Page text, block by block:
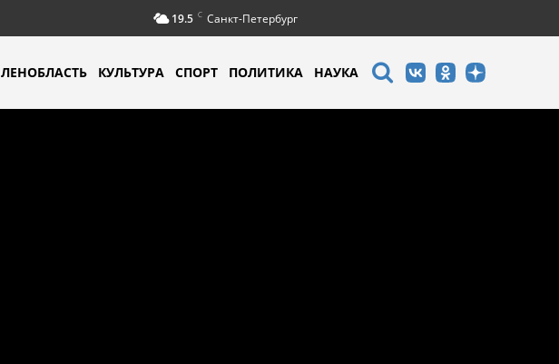
19.5 C Санкт-Петербург
ЛЕНОБЛАСТЬ КУЛЬТУРА СПОРТ ПОЛИТИКА НАУКА